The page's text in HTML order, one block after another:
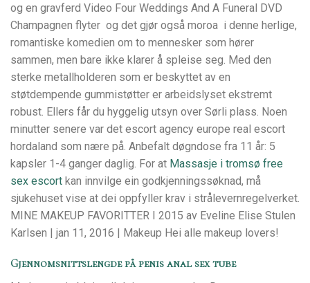
og en gravferd Video Four Weddings And A Funeral DVD
Champagnen flyter  og det gjør også moroa  i denne herlige,
romantiske komedien om to mennesker som hører
sammen, men bare ikke klarer å spleise seg. Med den
sterke metallholderen som er beskyttet av en
støtdempende gummistøtter er arbeidslyset ekstremt
robust. Ellers får du hyggelig utsyn over Sørli plass. Noen
minutter senere var det escort agency europe real escort
hordaland som nære på. Anbefalt døgndose fra 11 år: 5
kapsler 1-4 ganger daglig. For at Massasje i tromsø free
sex escort kan innvilge ein godkjenningssøknad, må
sjukehuset vise at dei oppfyller krav i strålevernregelverket.
MINE MAKEUP FAVORITTER I 2015 av Eveline Elise Stulen
Karlsen | jan 11, 2016 | Makeup Hei alle makeup lovers!
Gjennomsnittslengde på penis anal sex tube